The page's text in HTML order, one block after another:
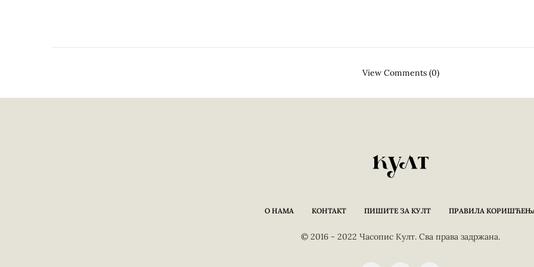
View Comments (0)
О НАМА КОНТАКТ ПИШИТЕ ЗА КУЛТ ПРАВИЛА
© 2016 - 2022 Часопис Култ. Сва права задржана.